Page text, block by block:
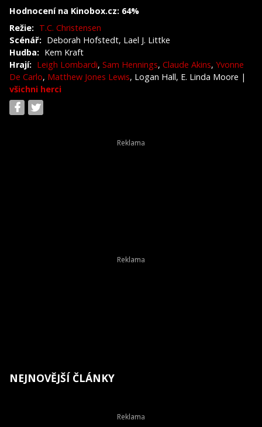
Hodnocení na Kinobox.cz: 64%
Režie: T.C. Christensen
Scénář: Deborah Hofstedt, Lael J. Littke
Hudba: Kem Kraft
Hrají: Leigh Lombardi, Sam Hennings, Claude Akins, Yvonne
De Carlo, Matthew Jones Lewis, Logan Hall, E. Linda Moore |
všichni herci
NEJNOVĚJŠÍ ČLÁNKY